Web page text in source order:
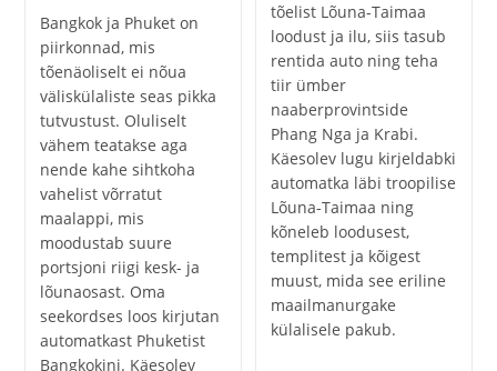
Bangkok ja Phuket on
piirkonnad, mis
tõenäoliselt ei nõua
väliskülaliste seas pikka
tutvustust. Oluliselt
vähem teatakse aga
nende kahe sihtkoha
vahelist võrratut
maalappi, mis
moodustab suure
portsjoni riigi kesk- ja
lõunaosast. Oma
seekordses loos kirjutan
automatkast Phuketist
Bangkokini. Käesolev
tõelist Lõuna-Taimaa
loodust ja ilu, siis tasub
rentida auto ning teha
tiir ümber
naaberprovintside
Phang Nga ja Krabi.
Käesolev lugu kirjeldabki
automatka läbi troopilise
Lõuna-Taimaa ning
kõneleb loodusest,
templitest ja kõigest
muust, mida see eriline
maailmanurgake
külalisele pakub.